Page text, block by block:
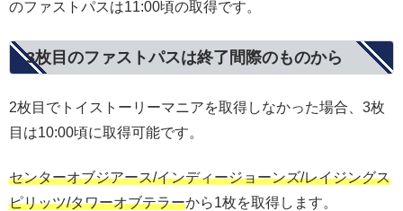
のファストパスは11:00頃の取得です。
3枚目のファストパスは終了間際のものから
2枚目でトイストーリーマニアを取得しなかった場合、3枚
目は10:00頃に取得可能です。
センターオブジアース/インディージョーンズ/レイジングス
ピリッツ/タワーオブテラーから1枚を取得します。